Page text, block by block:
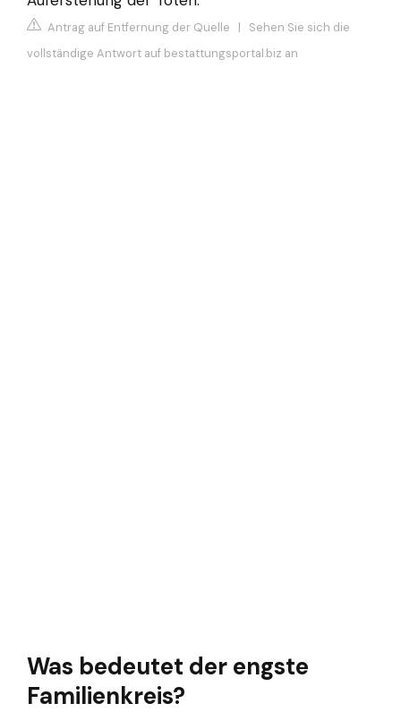
Antrag auf Entfernung der Quelle | Sehen Sie sich die
vollständige Antwort auf bestattungsportal.biz an
Was bedeutet der engste
Familienkreis?